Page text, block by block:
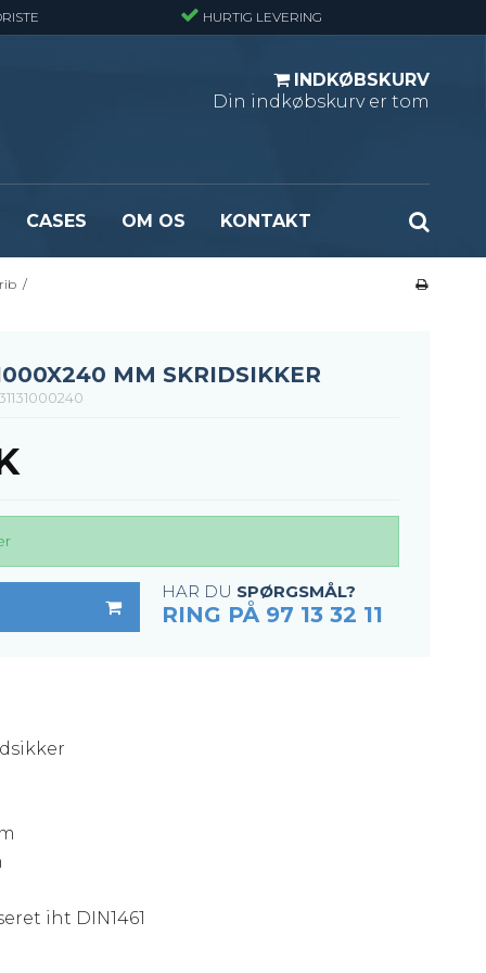
HURTIG LEVERING
INDKØBSKURV
Din indkøbskurv er tom
CASES OM OS KONTAKT
/
MM SKRIDSIKKER
HAR DU SPØRGSMÅL?
RING PÅ 97 13 32 11
iht DIN1461